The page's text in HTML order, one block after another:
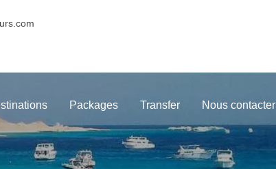
Packages Transfer Nous contacter